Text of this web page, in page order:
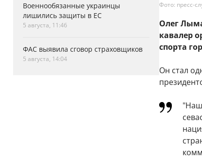
Военнообязанные украинцы
лишились защиты в ЕС
5 августа, 11:46
ФАС выявила сговор страховщиков
5 августа, 14:04
Фото: пресс-
Олег
кавалер
спорта
Он стал